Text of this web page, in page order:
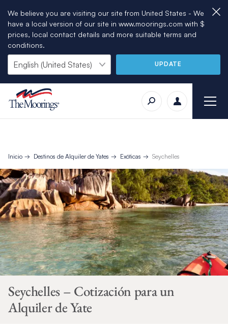
We believe you are visiting our site from United States - We
have a local version of our site in www.moorings.com with $
prices, local contact details and more suitable terms and
conditions.
UPDATE
Inicio Destinos de Alquiler de Yates Exóticas Seychelles
Seychelles – Cotización para un
Alquiler de Yate